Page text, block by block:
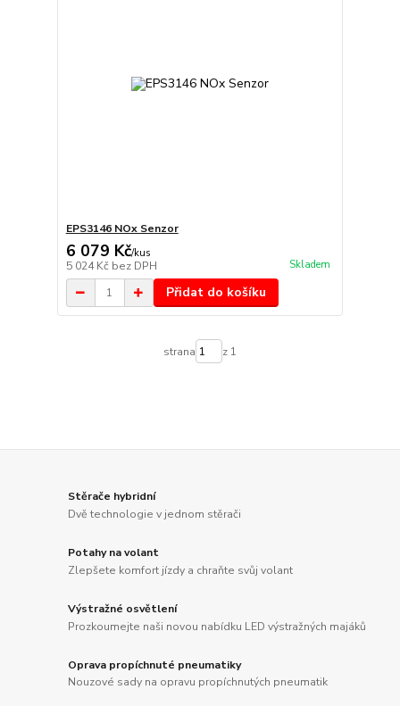
EPS3146 NOx Senzor
6 079 Kč/kus
5 024 Kč bez DPH Skladem
Přidat do košíku
strana z 1
Stěrače hybridní
Dvě technologie v jednom stěrači
Potahy na volant
Zlepšete komfort jízdy a chraňte svůj volant
Výstražné osvětlení
Prozkoumejte naši novou nabídku LED výstražných majáků
Oprava propíchnuté pneumatiky
Nouzové sady na opravu propíchnutých pneumatik